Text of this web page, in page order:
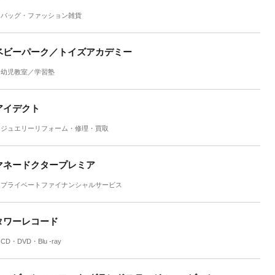
バッグ・ファッション雑貨
ビーパーク／トイズアカデミー
幼児教室／学習塾
イデクト
ジュエリーリフォーム・修理・買取
ネードクタープレミア
プライベートファイナンシャルサービス
ワーレコード
CD・DVD・Blu -ray